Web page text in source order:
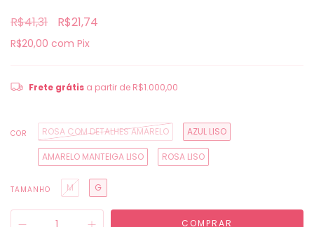
R$41,31 R$21,74
R$20,00 com Pix
Frete grátis a partir de R$1.000,00
COR ROSA COM DETALHES AMARELO AZUL LISO
AMARELO MANTEIGA LISO ROSA LISO
TAMANHO M G